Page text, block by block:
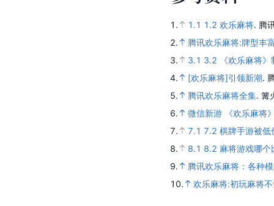
1. 1.1 1.2 欢乐麻将. 腾
2.
腾讯欢乐麻将:牌型丰
3.
3.1 3.2
《欢乐麻将
4.
[欢乐麻将]引领新潮.
5.
腾讯欢乐麻将全集. 篝
6.
微信新游 《欢乐麻将
7.
7.1 7.2 棋牌手游被
8.
8.1 8.2 麻将游戏哪
9.
腾讯欢乐麻将：各种
10.
欢乐麻将:初玩麻将